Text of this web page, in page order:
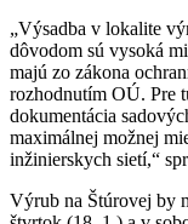
„Výsadba v lokalite
dôvodom sú vysoká
majú zo zákona
rozhodnutím OÚ. Pre
dokumentácia
maximálnej možnej
inžinierskych sietí,“
Výrub na Štúrovej by